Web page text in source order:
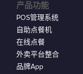
产品功能
POS管理系统
自助点餐机
在线点餐
外卖平台整合
品牌App